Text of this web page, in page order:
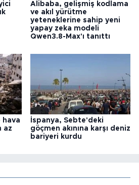
Alibaba, gelişmiş kodlama
ve akıl yürütme
yeteneklerine sahip yeni
yapay zeka modeli
Qwen3.8-Max'ı tanıttı
hava
az
İspanya, Sebte'deki
göçmen akınına karşı deniz
bariyeri kurdu